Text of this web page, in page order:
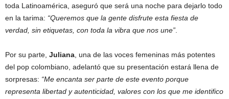
toda Latinoamérica, aseguró que será una noche para dejarlo todo
en la tarima: “Queremos que la gente disfrute esta fiesta de
verdad, sin etiquetas, con toda la vibra que nos une”.
Por su parte, Juliana, una de las voces femeninas más potentes
del pop colombiano, adelantó que su presentación estará llena de
sorpresas: “Me encanta ser parte de este evento porque
representa libertad y autenticidad, valores con los que me identifico